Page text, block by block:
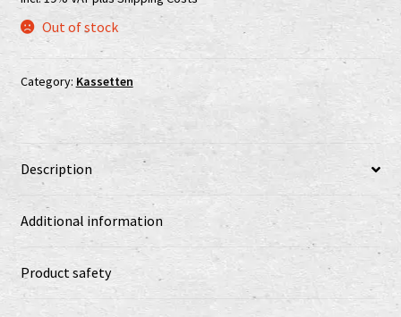
Shop
shop2
Versandkosten
Vertrag widerrufen
Widerrufsbelehrung
www.urtodrecords.de
Zahlungsarten
was:
11,00 €.8,00 €.
Out of stock
Category: Kassetten
Description
Additional information
Product safety